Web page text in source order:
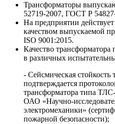
Трансформаторы
52719-2007, ГОСТ Р
На предприятии
качеством выпускаемой
ISO 9001:2015.
Качество
в различных
- Сейсмическая стойкость
подтверждается
трансформатора типа
ОАО «Научно-
электромеханики»
пожарной безопасности);